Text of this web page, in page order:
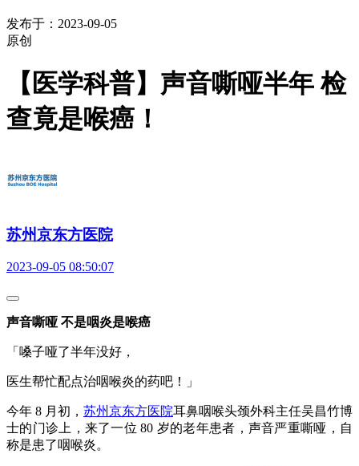
发布于：2023-09-05
原创
【医学科普】声音嘶哑半年 检
查竟是喉癌！
苏州京东方医院
2023-09-05 08:50:07
声音嘶哑 不是咽炎是喉癌
「嗓子哑了半年没好，
医生帮忙配点治咽喉炎的药吧！」
今年 8 月初， 苏州京东方医院耳鼻咽喉头颈外科主任吴昌竹博
士的门诊上，来了一位 80 岁的老年患者，声音严重嘶哑，自
称是患了咽喉炎。